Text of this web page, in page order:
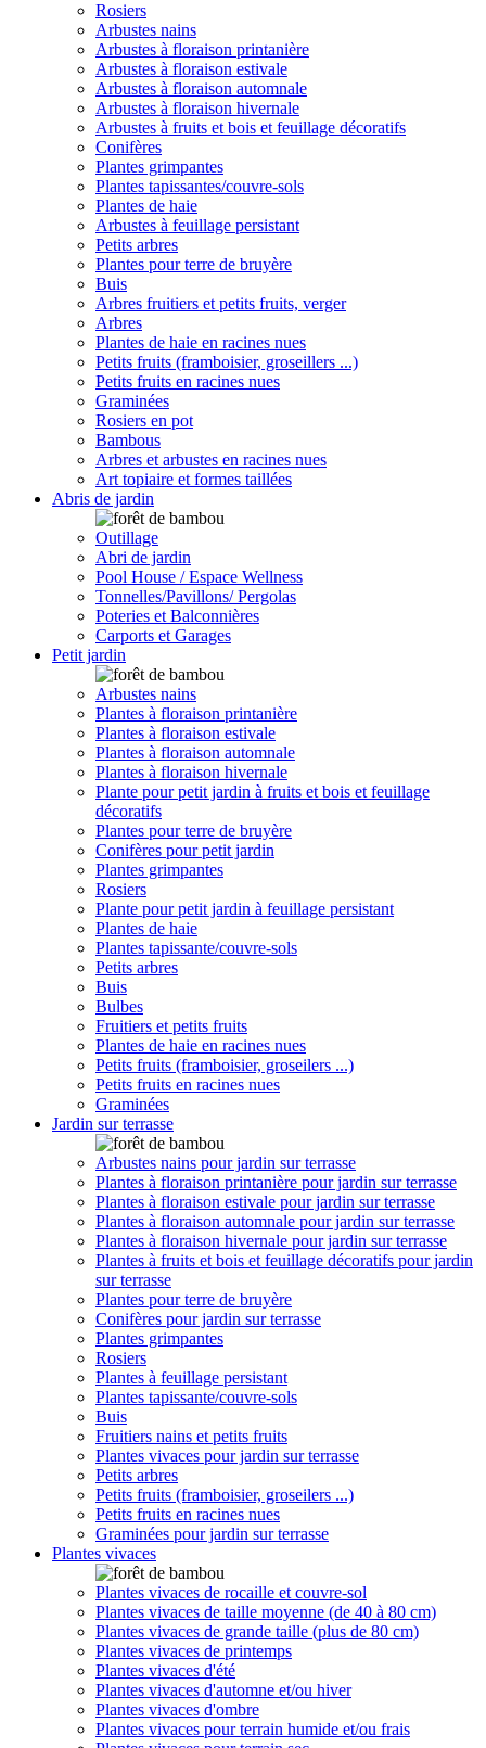
Rosiers
Arbustes nains
Arbustes à floraison printanière
Arbustes à floraison estivale
Arbustes à floraison automnale
Arbustes à floraison hivernale
Arbustes à fruits et bois et feuillage décoratifs
Conifères
Plantes grimpantes
Plantes tapissantes/couvre-sols
Plantes de haie
Arbustes à feuillage persistant
Petits arbres
Plantes pour terre de bruyère
Buis
Arbres fruitiers et petits fruits, verger
Arbres
Plantes de haie en racines nues
Petits fruits (framboisier, groseillers ...)
Petits fruits en racines nues
Graminées
Rosiers en pot
Bambous
Arbres et arbustes en racines nues
Art topiaire et formes taillées
Abris de jardin
Outillage
Abri de jardin
Pool House / Espace Wellness
Tonnelles/Pavillons/ Pergolas
Poteries et Balconnières
Carports et Garages
Petit jardin
Arbustes nains
Plantes à floraison printanière
Plantes à floraison estivale
Plantes à floraison automnale
Plantes à floraison hivernale
Plante pour petit jardin à fruits et bois et feuillage
décoratifs
Plantes pour terre de bruyère
Conifères pour petit jardin
Plantes grimpantes
Rosiers
Plante pour petit jardin à feuillage persistant
Plantes de haie
Plantes tapissante/couvre-sols
Petits arbres
Buis
Bulbes
Fruitiers et petits fruits
Plantes de haie en racines nues
Petits fruits (framboisier, groseilers ...)
Petits fruits en racines nues
Graminées
Jardin sur terrasse
Arbustes nains pour jardin sur terrasse
Plantes à floraison printanière pour jardin sur terrasse
Plantes à floraison estivale pour jardin sur terrasse
Plantes à floraison automnale pour jardin sur terrasse
Plantes à floraison hivernale pour jardin sur terrasse
Plantes à fruits et bois et feuillage décoratifs pour jardin
sur terrasse
Plantes pour terre de bruyère
Conifères pour jardin sur terrasse
Plantes grimpantes
Rosiers
Plantes à feuillage persistant
Plantes tapissante/couvre-sols
Buis
Fruitiers nains et petits fruits
Plantes vivaces pour jardin sur terrasse
Petits arbres
Petits fruits (framboisier, groseilers ...)
Petits fruits en racines nues
Graminées pour jardin sur terrasse
Plantes vivaces
Plantes vivaces de rocaille et couvre-sol
Plantes vivaces de taille moyenne (de 40 à 80 cm)
Plantes vivaces de grande taille (plus de 80 cm)
Plantes vivaces de printemps
Plantes vivaces d'été
Plantes vivaces d'automne et/ou hiver
Plantes vivaces d'ombre
Plantes vivaces pour terrain humide et/ou frais